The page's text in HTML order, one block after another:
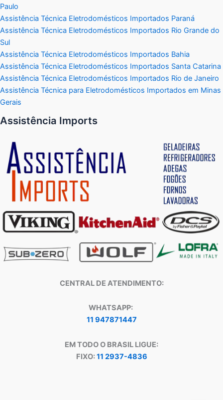
Paulo
Assistência Técnica Eletrodomésticos Importados Paraná
Assistência Técnica Eletrodomésticos Importados Rio Grande do
Sul
Assistência Técnica Eletrodomésticos Importados Bahia
Assistência Técnica Eletrodomésticos Importados Santa Catarina
Assistência Técnica Eletrodomésticos Importados Rio de Janeiro
Assistência Técnica para Eletrodomésticos Importados em Minas
Gerais
Assistência Imports
CENTRAL DE ATENDIMENTO:
WHATSAPP:
11 947871447
EM TODO O BRASIL LIGUE:
FIXO:11 2937-4836